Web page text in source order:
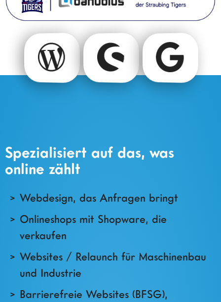
Deine neue
Webseite
mit
WordPress
Dein neuer
Onlineshop
mit
Shopware
Google
ADs
Spezialisiert auf das, was
online zählt
Webdesign, das Anfragen bringt
Onlineshops mit Shopware, die
verkaufen
Websites / Relaunch für Maschinenbau
und Industrie
Barrierefreie Websites (BFSG),